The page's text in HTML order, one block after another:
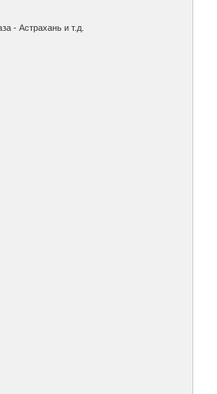
- Астрахань и т.д.